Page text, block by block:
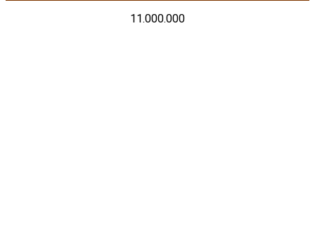
11.000.000